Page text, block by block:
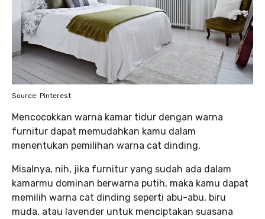
Source: Pinterest
Mencocokkan warna kamar tidur dengan warna
furnitur dapat memudahkan kamu dalam
menentukan pemilihan warna cat dinding.
Misalnya, nih, jika furnitur yang sudah ada dalam
kamarmu dominan berwarna putih, maka kamu dapat
memilih warna cat dinding seperti abu-abu, biru
muda, atau lavender untuk menciptakan suasana